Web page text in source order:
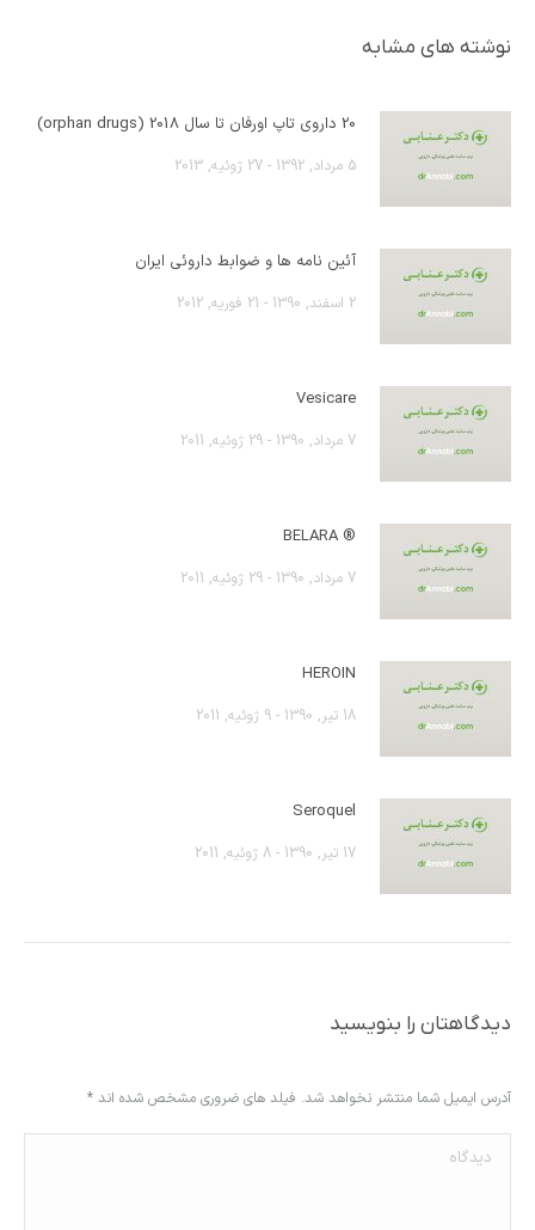
نوشته های مشابه
20 داروی تاپ اورفان تا سال 2018 (orphan drugs)
5 مرداد, 1392 - 27 ژوئیه, 2013
آئین نامه ها و ضوابط داروئی ایران
2 اسفند, 1390 - 21 فوریه, 2012
Vesicare
7 مرداد, 1390 - 29 ژوئیه, 2011
® BELARA
7 مرداد, 1390 - 29 ژوئیه, 2011
HEROIN
18 تیر, 1390 - 9 ژوئیه, 2011
Seroquel
17 تیر, 1390 - 8 ژوئیه, 2011
دیدگاهتان را بنویسید
آدرس ایمیل شما منتشر نخواهد شد. فیلد های ضروری مشخص شده اند *
دیدگاه